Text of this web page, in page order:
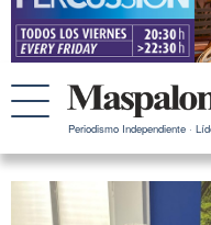
Periodismo Independiente ·